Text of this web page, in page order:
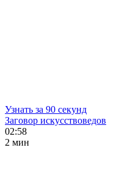
Узнать за 90 секунд
Заговор искусствоведов
02:58
2 мин